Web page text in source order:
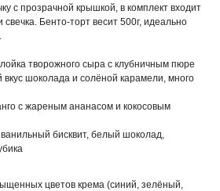
с прозрачной крышкой, в комплект входит
Бенто-торт весит 500г, идеально
творожного сыра с клубничным пюре
шоколада и солёной карамели, много
с жареным ананасом и кокосовым
бисквит, белый шоколад,
цветов крема (синий, зелёный,